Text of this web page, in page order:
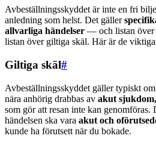
Avbeställningsskyddet är inte en fri
anledning som helst. Det gäller
allvarliga händelser — och listan över
listan över giltiga skäl. Här är de
Giltiga skäl#
Avbeställningsskyddet gäller typiskt
nära anhörig drabbas av akut
som gör att resan inte kan genomföras.
händelsen ska vara akut och
kunde ha förutsett när du bokade.